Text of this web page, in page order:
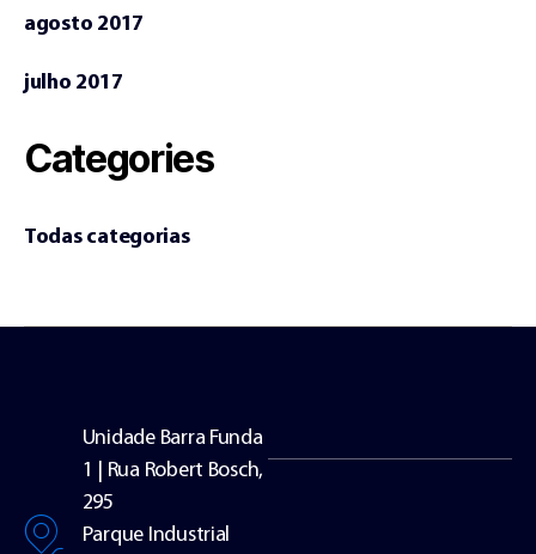
agosto 2017
julho 2017
Categories
Todas categorias
Unidade Barra Funda
1 | Rua Robert Bosch,
295
Parque Industrial